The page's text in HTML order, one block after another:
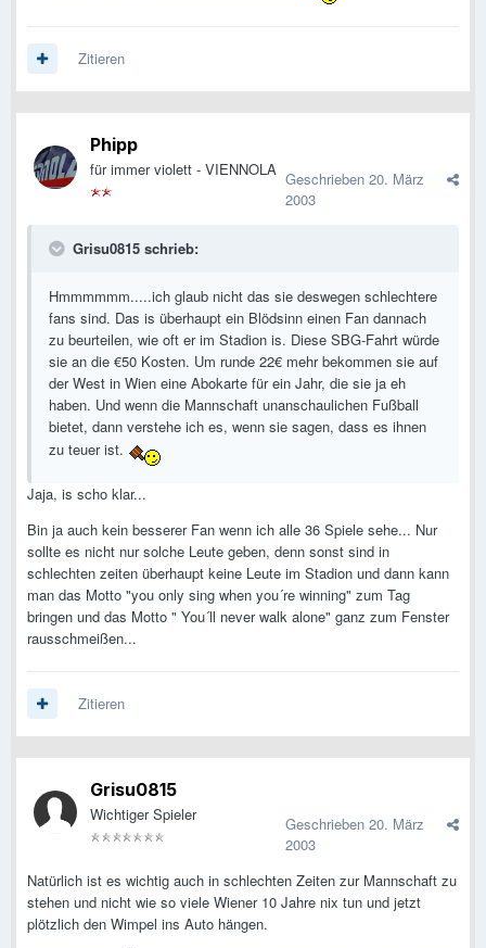
Zitieren
Phipp
für immer violett - VIENNOLA Geschrieben 20. März
2003
Grisu0815 schrieb:
Hmmmmmm.....ich glaub nicht das sie deswegen schlechtere
fans sind. Das is überhaupt ein Blödsinn einen Fan dannach
zu beurteilen, wie oft er im Stadion is. Diese SBG-Fahrt würde
sie an die €50 Kosten. Um runde 22€ mehr bekommen sie auf
der West in Wien eine Abokarte für ein Jahr, die sie ja eh
haben. Und wenn die Mannschaft unanschaulichen Fußball
bietet, dann verstehe ich es, wenn sie sagen, dass es ihnen
zu teuer ist.
Jaja, is scho klar...
Bin ja auch kein besserer Fan wenn ich alle 36 Spiele sehe... Nur
sollte es nicht nur solche Leute geben, denn sonst sind in
schlechten zeiten überhaupt keine Leute im Stadion und dann kann
man das Motto "you only sing when you´re winning" zum Tag
bringen und das Motto " You´ll never walk alone" ganz zum Fenster
rausschmeißen...
Zitieren
Grisu0815
Wichtiger Spieler Geschrieben 20. März
2003
Natürlich ist es wichtig auch in schlechten Zeiten zur Mannschaft zu
stehen und nicht wie so viele Wiener 10 Jahre nix tun und jetzt
plötzlich den Wimpel ins Auto hängen.